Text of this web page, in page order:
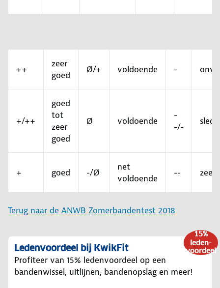
++
zeer
goed
Ø/+ voldoende -
+/++
goed
tot
zeer
goed
Ø voldoende
-
-/-
+ goed -/Ø
net
voldoende
-- zeer
Terug naar de ANWB Zomerbandentest 2018
15%
leden-
voordeel
Ledenvoordeel bij KwikFit
Profiteer van 15% ledenvoordeel op een
bandenwissel, uitlijnen, bandenopslag en meer!